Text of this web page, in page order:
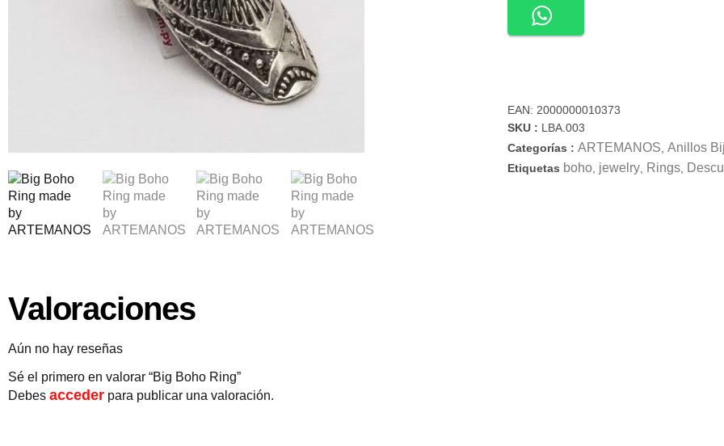
EAN: 2000000010373
SKU : LBA.003
Categorías : ARTEMANOS, Anillos
Etiquetas boho, jewelry, Rings,
Valoraciones
Aún no hay reseñas
Sé el primero en valorar “Big Boho Ring”
Debes acceder para publicar una valoración.